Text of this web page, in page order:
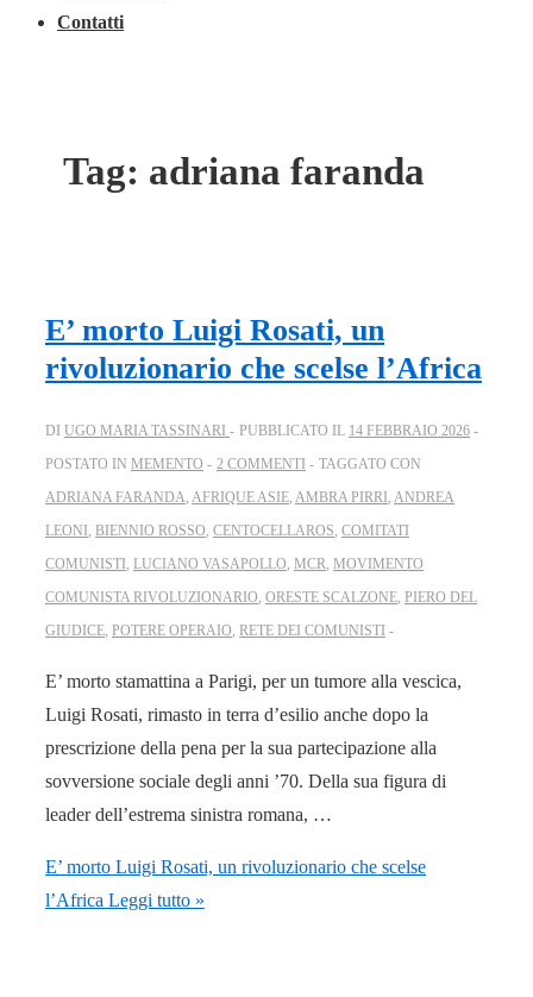
Contatti
Tag: adriana faranda
E’ morto Luigi Rosati, un
rivoluzionario che scelse l’Africa
DI UGO MARIA TASSINARI PUBBLICATO IL 14 FEBBRAIO 2026
POSTATO IN MEMENTO 2 COMMENTI
TAGGATO CON
ADRIANA FARANDA, AFRIQUE ASIE, AMBRA PIRRI , ANDREA
LEONI , BIENNIO ROSSO, CENTOCELLAROS, COMITATI
COMUNISTI , LUCIANO VASAPOLLO, MCR, MOVIMENTO
COMUNISTA RIVOLUZIONARIO, ORESTE SCALZONE, PIERO DEL
GIUDICE, POTERE OPERAIO, RETE DEI COMUNISTI
E’ morto stamattina a Parigi, per un tumore alla vescica,
Luigi Rosati, rimasto in terra d’esilio anche dopo la
prescrizione della pena per la sua partecipazione alla
sovversione sociale degli anni ’70. Della sua figura di
leader dell’estrema sinistra romana, …
E’ morto Luigi Rosati, un rivoluzionario che scelse
l’Africa Leggi tutto »